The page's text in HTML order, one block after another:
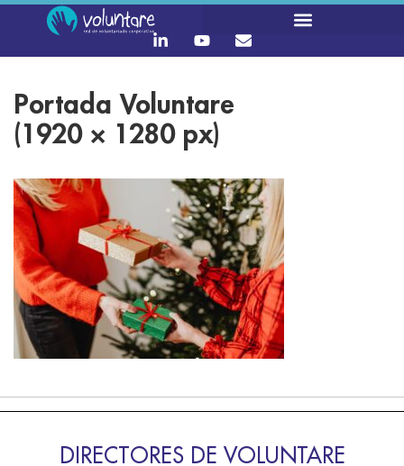
Portada Voluntare
(1920 × 1280 px)
DIRECTORES DE VOLUNTARE